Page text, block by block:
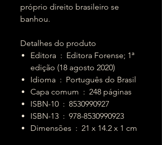
próprio direito brasileiro se
banhou.
Detalhes do produto
Editora ‏ : ‎ Editora Forense; 1ª
edição (18 agosto 2020)
Idioma ‏ : ‎ Português do Brasil
Capa comum ‏ : ‎ 248 páginas
ISBN-10 ‏ : ‎ 8530990927
ISBN-13 ‏ : ‎ 978-8530990923
Dimensões ‏ : ‎ 21 x 14.2 x 1 cm